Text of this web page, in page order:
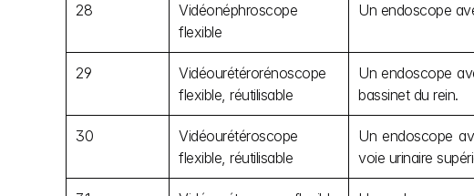
28
Vidéonéphroscope
flexible
Un endoscope
29
Vidéourétérorénoscope
flexible, réutilisable
Un endoscope
bassinet du rein.
30
Vidéourétéroscope
flexible, réutilisable
Un endoscope
voie urinaire